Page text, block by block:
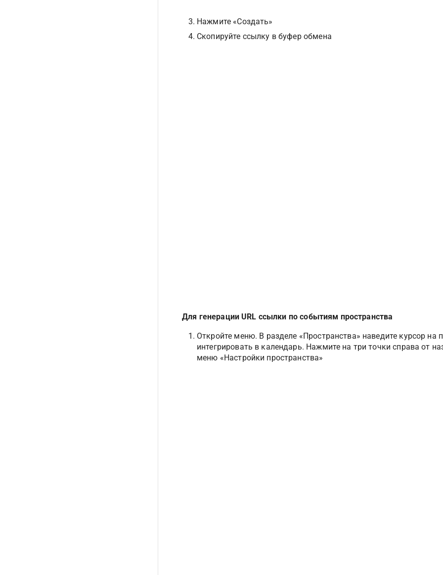
Нажмите «Создать»
Скопируйте ссылку в буфер обмена
Для генерации URL ссылки по событиям пространства
Откройте меню. В разделе «Пространства» наведите курсор на
интегрировать в календарь. Нажмите на три точки справа от
меню «Настройки пространства»